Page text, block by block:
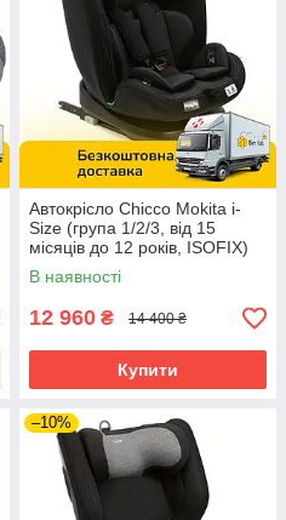
Автокрісло Chicco Mokita i-
Size (група 1/2/3, від 15
місяців до 12 років, ISOFIX)
Чорне
В наявності
12 960 ₴ 14 400 ₴
Купити
–10%